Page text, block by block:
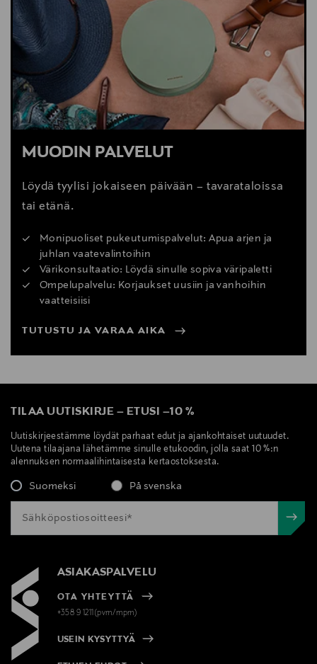
MUODIN PALVELUT
Löydä tyylisi jokaiseen päivään – tavarataloissa
tai etänä.
Monipuoliset pukeutumispalvelut: Apua arjen ja
juhlan vaatevalintoihin
Värikonsultaatio: Löydä sinulle sopiva väripaletti
Ompelupalvelu: Korjaukset uusiin ja vanhoihin
vaatteisiisi
TUTUSTU JA VARAA AIKA
TILAA UUTISKIRJE – ETUSI –10 %
Uutiskirjeestämme löydät parhaat edut ja ajankohtaiset uutuudet.
Uutena tilaajana lähetämme sinulle etukoodin, jolla saat 10 %:n
alennuksen normaalihintaisesta kertaostoksesta.
Suomeksi På svenska
ASIAKASPALVELU
OTA YHTEYTTÄ
+358 9 1211(pvm/mpm)
USEIN KYSYTTYÄ